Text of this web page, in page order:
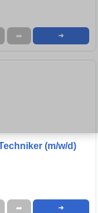
➦ ➜
(m/w/d)
➦ ➜